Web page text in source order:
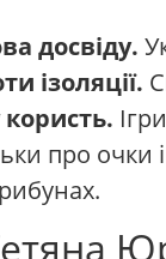
досвіду.
ізоляції.
про